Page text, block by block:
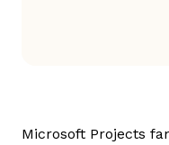
Microsoft Projects